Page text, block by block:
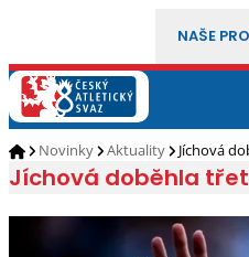
NAŠE
Novinky Aktuality Jíchová
Jíchová doběhla